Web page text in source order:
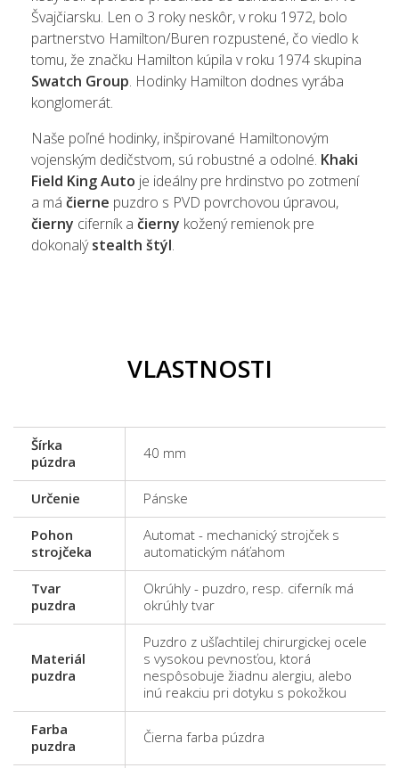
Švajčiarsku. Len o 3 roky neskôr, v roku 1972, bolo
partnerstvo Hamilton/Buren rozpustené, čo viedlo k
tomu, že značku Hamilton kúpila v roku 1974 skupina
Swatch Group. Hodinky Hamilton dodnes vyrába
konglomerát.
Naše poľné hodinky, inšpirované Hamiltonovým
vojenským dedičstvom, sú robustné a odolné. Khaki
Field King Auto je ideálny pre hrdinstvo po zotmení
a má čierne puzdro s PVD povrchovou úpravou,
čierny ciferník a čierny kožený remienok pre
dokonalýstealth štýl.
VLASTNOSTI
Šírka
púzdra
40 mm
Určenie Pánske
Pohon
strojčeka
Automat - mechanický strojček s
automatickým náťahom
Tvar
puzdra
Okrúhly - puzdro, resp. ciferník má
okrúhly tvar
Materiál
puzdra
Puzdro z ušľachtilej chirurgickej ocele
s vysokou pevnosťou, ktorá
nespôsobuje žiadnu alergiu, alebo
inú reakciu pri dotyku s pokožkou
Farba
puzdra
Čierna farba púzdra